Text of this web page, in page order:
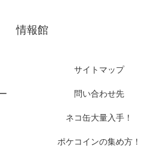
情報館
サイトマップ
問い合わせ先
ネコ缶大量入手！
ポケコインの集め方！